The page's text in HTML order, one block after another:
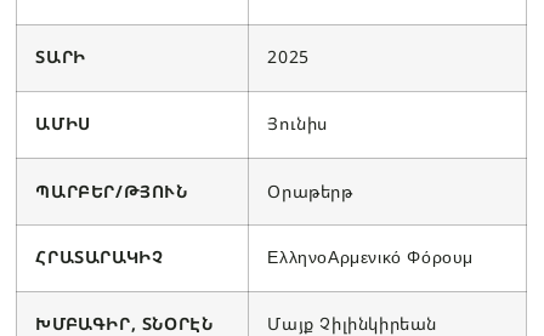
ՏԱՐԻ 2025
ԱՄԻՍ Յունիս
ՊԱՐԲԵՐ/ԹՅՈՒՆ Օրաթերթ
ՀՐԱՏԱՐԱԿԻՉ ΕλληνοΑρμενικό Φόρουμ
ԽՄԲԱԳԻՐ, ՏՆՕՐԷՆ Մայք Չիլինկիրեան